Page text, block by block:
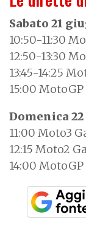
Sabato 21
10:50-11:30
12:50-13:30
13:45-14:25
15:00
Domenica
11:00 Moto3
12:15 Moto2
14:00